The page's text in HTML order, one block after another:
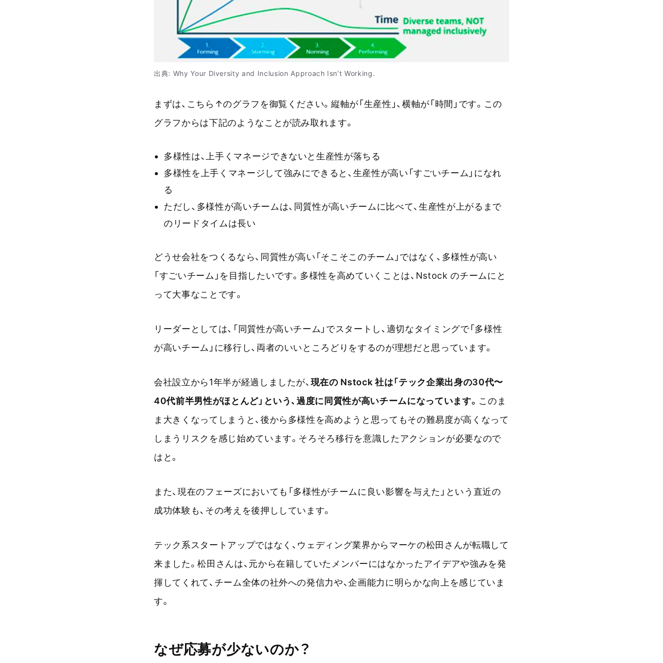
出典: Why Your Diversity and Inclusion Approach Isn’t Working.
まずは、こちら↑のグラフを御覧ください。縦軸が「生産性」、横軸が「時間」です。この
グラフからは下記のようなことが読み取れます。
多様性は、上手くマネージできないと生産性が落ちる
多様性を上手くマネージして強みにできると、生産性が高い「すごいチーム」になれ
る
ただし、多様性が高いチームは、同質性が高いチームに比べて、生産性が上がるまで
のリードタイムは長い
どうせ会社をつくるなら、同質性が高い「そこそこのチーム」ではなく、多様性が高い
「すごいチーム」を目指したいです。多様性を高めていくことは、Nstock のチームにと
って大事なことです。
リーダーとしては、「同質性が高いチーム」でスタートし、適切なタイミングで「多様性
が高いチーム」に移行し、両者のいいところどりをするのが理想だと思っています。
会社設立から1年半が経過しましたが、 現在の Nstock 社は「テック企業出身の30代〜
40代前半男性がほとんど」という、過度に同質性が高いチームになっています。 このま
ま大きくなってしまうと、後から多様性を高めようと思ってもその難易度が高くなって
しまうリスクを感じ始めています。そろそろ移行を意識したアクションが必要なので
はと。
また、現在のフェーズにおいても「多様性がチームに良い影響を与えた」という直近の
成功体験も、その考えを後押ししています。
テック系スタートアップではなく、ウェディング業界からマーケの松田さんが転職して
来ました。松田さんは、元から在籍していたメンバーにはなかったアイデアや強みを発
揮してくれて、チーム全体の社外への発信力や、企画能力に明らかな向上を感じていま
す。
なぜ応募が少ないのか？